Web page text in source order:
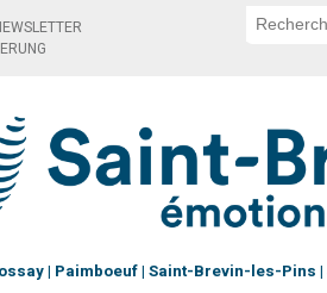
Paimboeuf Saint-Brevin-les-Pins